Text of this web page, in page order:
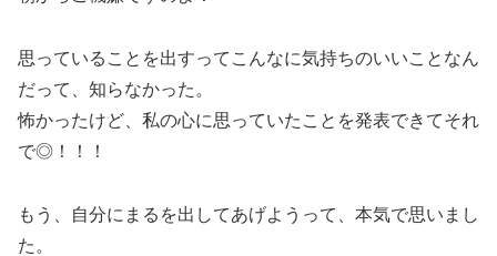
思っていることを出すってこんなに気持ちのいいことなん
だって、知らなかった。
怖かったけど、私の心に思っていたことを発表できてそれ
で◎！！！
もう、自分にまるを出してあげようって、本気で思いまし
た。